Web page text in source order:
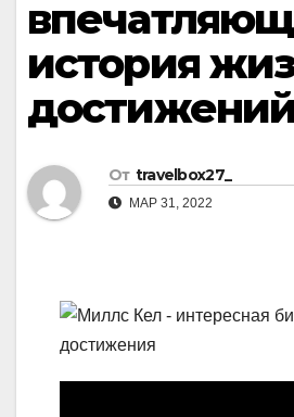
история
От travelbox27_
МАР 31, 2022